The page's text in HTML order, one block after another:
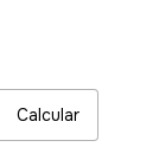
Calcular